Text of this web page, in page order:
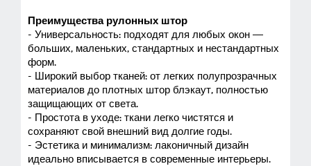
Преимущества рулонных штор
- Универсальность: подходят для любых окон —
больших, маленьких, стандартных и нестандартных
форм.
- Широкий выбор тканей: от легких полупрозрачных
материалов до плотных штор блэкаут, полностью
защищающих от света.
- Простота в уходе: ткани легко чистятся и
сохраняют свой внешний вид долгие годы.
- Эстетика и минимализм: лаконичный дизайн
идеально вписывается в современные интерьеры.